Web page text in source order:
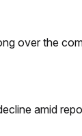
over the
amid